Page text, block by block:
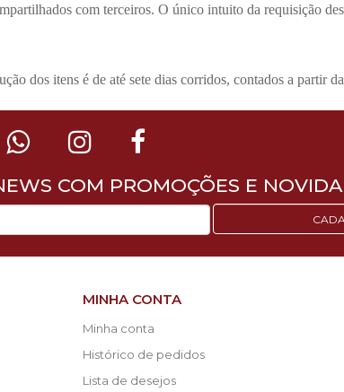
com terceiros. O único intuito da requisição
dos itens é de até sete dias corridos, contados a partir
COM PROMOÇÕES E
MINHA CONTA
Minha conta
Histórico de pedidos
Lista de desejos